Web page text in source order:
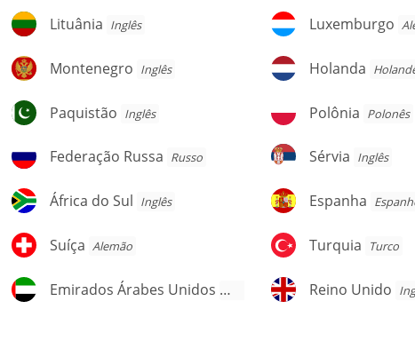
Lituânia
Lituânia Inglês Luxemburgo
Luxemburgo
Montenegro
Montenegro Inglês Holanda
Holanda
Paquistão
Paquistão Inglês Polônia
Polônia Polonês
Federação
Federação Russa Russo Sérvia
Sérvia Inglês
África
Sul
África do Sul Inglês Espanha
Espanha
Suíça
Suíça Alemão Turquia
Turquia Turco
Emirados
Emirados Árabes UnidosÁrabe
Reino
Reino Unido